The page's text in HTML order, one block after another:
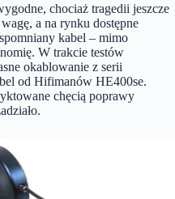
chociaż tragedii jeszcze
a na rynku dostępne
kabel – mimo
W trakcie testów
okablowanie z serii
od Hifimanów HE400se.
chęcią poprawy